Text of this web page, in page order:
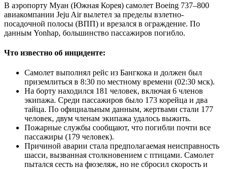
В аэропорту Муан (Южная Корея) самолет Boeing 737–800
авиакомпании Jeju Air вылетел за пределы взлетно-
посадочной полосы (ВПП) и врезался в ограждение. По
данным Yonhap, большинство пассажиров погибло.
Что известно об инциденте:
Самолет выполнял рейс из Бангкока и должен был
приземлиться в 8:30 по местному времени (02:30 мск).
На борту находился 181 человек, включая 6 членов
экипажа. Среди пассажиров было 173 корейца и два
тайца. По официальным данным, жертвами стали 177
человек, двум членам экипажа удалось выжить.
Пожарные службы сообщают, что погибли почти все
пассажиры (179 человек).
Причиной аварии стала предполагаемая неисправность
шасси, вызванная столкновением с птицами. Самолет
пытался сесть на фюзеляж, но не сбросил скорость и